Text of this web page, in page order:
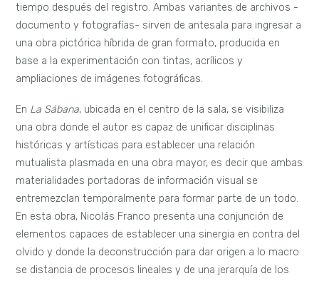
tiempo después del registro. Ambas variantes de archivos -
documento y fotografías- sirven de antesala para ingresar a
una obra pictórica híbrida de gran formato, producida en
base a la experimentación con tintas, acrílicos y
ampliaciones de imágenes fotográficas.
En La Sábana, ubicada en el centro de la sala, se visibiliza
una obra donde el autor es capaz de unificar disciplinas
históricas y artísticas para establecer una relación
mutualista plasmada en una obra mayor, es decir que ambas
materialidades portadoras de información visual se
entremezclan temporalmente para formar parte de un todo.
En esta obra, Nicolás Franco presenta una conjunción de
elementos capaces de establecer una sinergia en contra del
olvido y donde la deconstrucción para dar origen a lo macro
se distancia de procesos lineales y de una jerarquía de los